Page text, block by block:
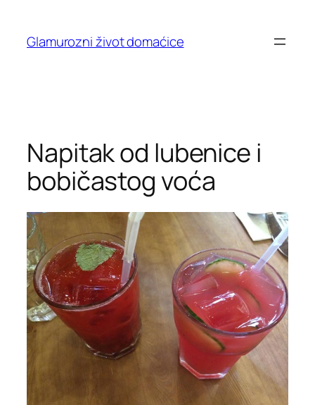
content
Glamurozni život domaćice
Napitak od lubenice i
bobičastog voća